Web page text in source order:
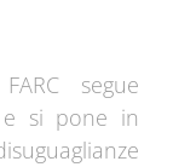
segue
e si pone in